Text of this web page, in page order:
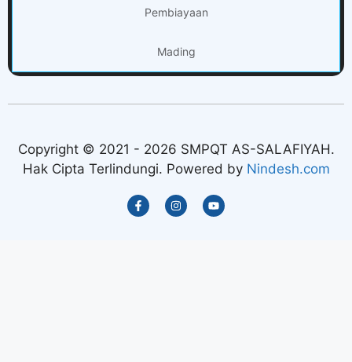
Pembiayaan
Mading
Copyright © 2021 - 2026 SMPQT AS-SALAFIYAH.
Hak Cipta Terlindungi. Powered by Nindesh.com